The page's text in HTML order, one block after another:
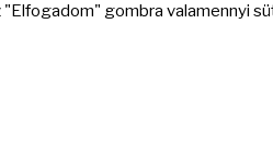
gombra valamennyi